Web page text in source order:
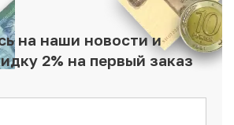
на наши новости и
2% на первый заказ